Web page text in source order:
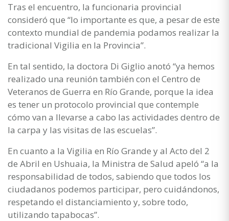
Tras el encuentro, la funcionaria provincial
consideró que “lo importante es que, a pesar de este
contexto mundial de pandemia podamos realizar la
tradicional Vigilia en la Provincia”.
En tal sentido, la doctora Di Giglio anotó “ya hemos
realizado una reunión también con el Centro de
Veteranos de Guerra en Río Grande, porque la idea
es tener un protocolo provincial que contemple
cómo van a llevarse a cabo las actividades dentro de
la carpa y las visitas de las escuelas”.
En cuanto a la Vigilia en Río Grande y al Acto del 2
de Abril en Ushuaia, la Ministra de Salud apeló “a la
responsabilidad de todos, sabiendo que todos los
ciudadanos podemos participar, pero cuidándonos,
respetando el distanciamiento y, sobre todo,
utilizando tapabocas”.